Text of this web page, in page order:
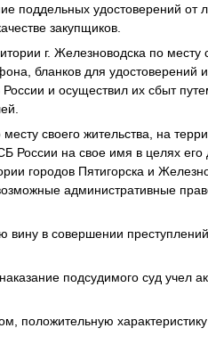
поддельных удостоверений от
закупщиков.
г. Железноводска по
бланков для удостоверений
и осуществил их сбыт
своего жительства, на
России на свое имя в целях
городов Пятигорска и
административные
в совершении
подсудимого суд учел
положительную